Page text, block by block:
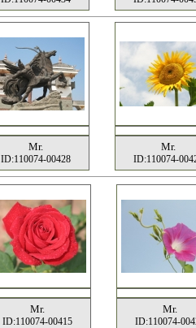
Mr.
ID:110074-00428
Mr.
ID:110074-
Mr.
ID:110074-00415
Mr.
ID:110074-